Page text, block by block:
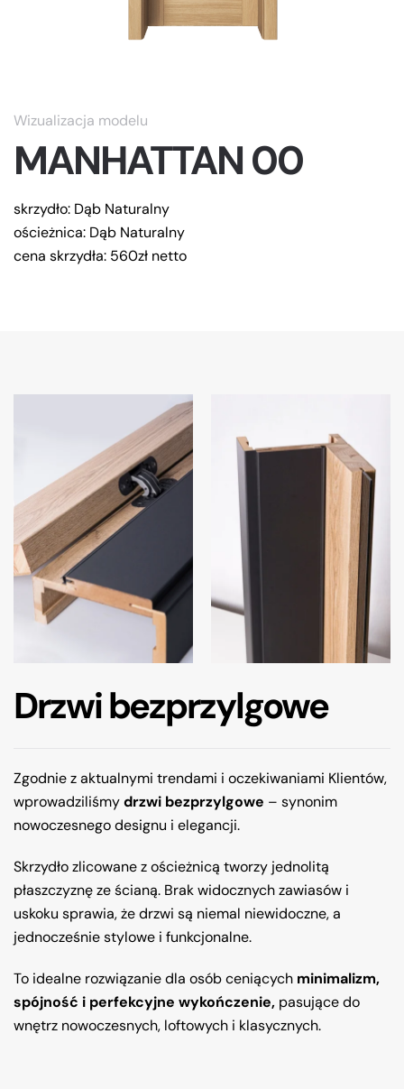
Wizualizacja modelu
MANHATTAN 00
skrzydło: Dąb Naturalny
ościeżnica: Dąb Naturalny
cena skrzydła: 560zł netto
Drzwi bezprzylgowe
Zgodnie z aktualnymi trendami i oczekiwaniami Klientów,
wprowadziliśmydrzwi bezprzylgowe – synonim
nowoczesnego designu i elegancji.
Skrzydło zlicowane z ościeżnicą tworzy jednolitą
płaszczyznę ze ścianą. Brak widocznych zawiasów i
uskoku sprawia, że drzwi są niemal niewidoczne, a
jednocześnie stylowe i funkcjonalne.
To idealne rozwiązanie dla osób ceniących minimalizm,
spójność i perfekcyjne wykończenie, pasujące do
wnętrz nowoczesnych, loftowych i klasycznych.